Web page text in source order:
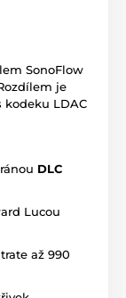
SonoFlow
je
kodeku LDAC
DLC
Lucou
až 990